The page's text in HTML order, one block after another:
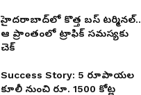
హైద‌రాబాద్‌లో కొత్త బ‌స్ ట‌ర్మిన‌ల్‌..
ఆ ప్రాంతంలో ట్రాఫిక్ స‌మ‌స్య‌కు
చెక్
Success Story: 5 రూపాయల
కూలీ నుంచి రూ. 1500 కోట్ల